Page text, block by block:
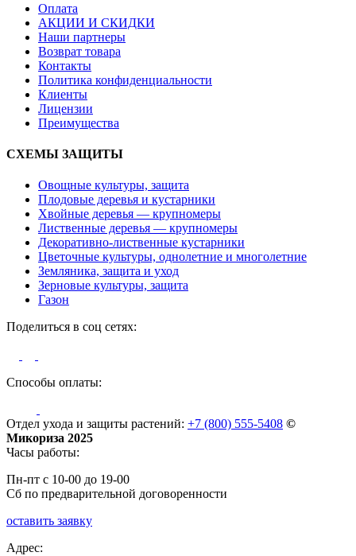
Оплата
АКЦИИ И СКИДКИ
Наши партнеры
Возврат товара
Контакты
Политика конфиденциальности
Клиенты
Лицензии
Преимущества
СХЕМЫ ЗАЩИТЫ
Овощные культуры, защита
Плодовые деревья и кустарники
Хвойные деревья — крупномеры
Лиственные деревья — крупномеры
Декоративно-лиственные кустарники
Цветочные культуры, однолетние и многолетние
Земляника, защита и уход
Зерновые культуры, защита
Газон
Поделиться в соц сетях:
Способы оплаты:
Отдел ухода и защиты растений: +7 (800) 555-5408 ©
Микориза 2025
Часы работы:
Пн-пт с 10-00 до 19-00
Сб по предварительной договоренности
оставить заявку
Адрес: